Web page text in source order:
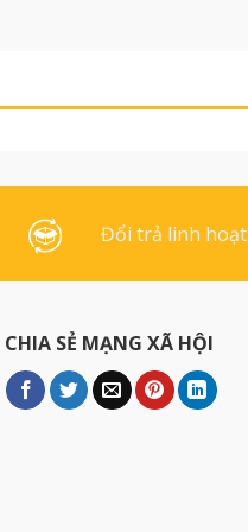
dán và
Đổi trả linh hoạt
CHIA SẺ MẠNG XÃ HỘI